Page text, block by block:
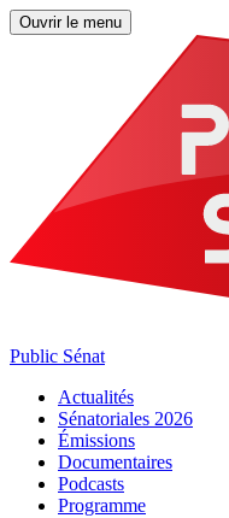
Ouvrir le menu
Public Sénat
Actualités
Sénatoriales 2026
Émissions
Documentaires
Podcasts
Programme